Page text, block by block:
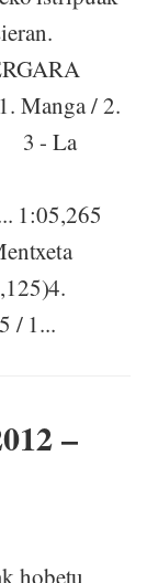
Manga / 2.
3 - La
/ 1...
–
hobetu